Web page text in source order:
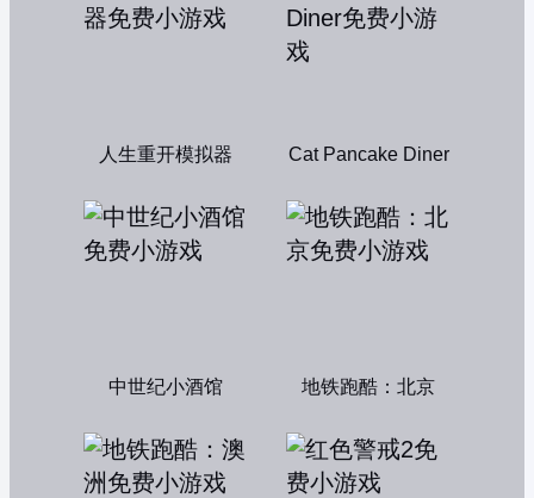
人生重开模拟器 Cat Pancake Diner
中世纪小酒馆 地铁跑酷：北京